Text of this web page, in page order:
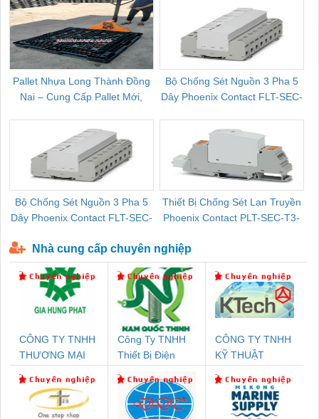
Pallet Nhựa Long Thành Đồng
Nai – Cung Cấp Pallet Mới,
Bộ Chống Sét Nguồn 3 Pha 5
Dây Phoenix Contact FLT-SEC-
Bộ Chống Sét Nguồn 3 Pha 5
Dây Phoenix Contact FLT-SEC-
Thiết Bị Chống Sét Lan Truyền
Phoenix Contact PLT-SEC-T3-
Nhà cung cấp chuyên nghiệp
CÔNG TY TNHH
THƯƠNG MẠI
THUẬT ĐIỆN CƠ
GIA HƯNG PHÁT
Công Ty TNHH
Thiết Bị Điện
CÔNG TY TNHH
KỸ THUẬT
NAM